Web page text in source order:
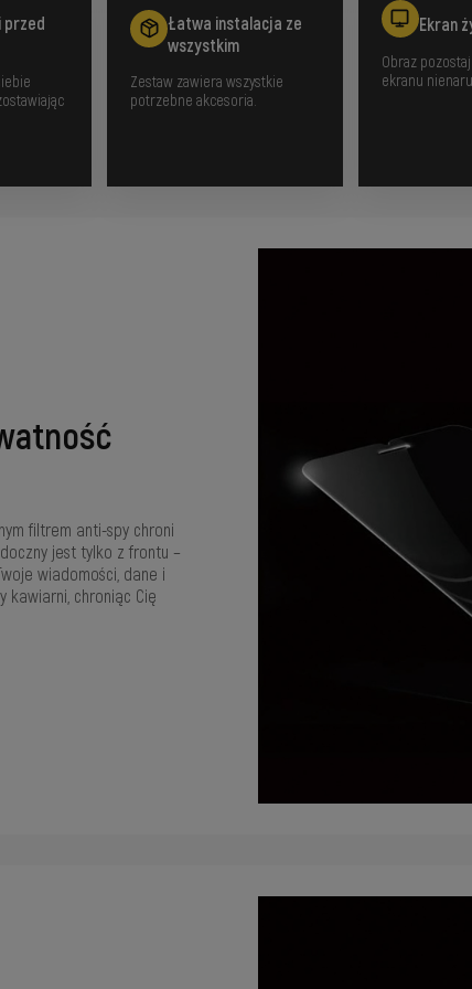
przed
Łatwa instalacja ze
wszystkim
Zestaw zawiera wszystkie
potrzebne akcesoria.
Ekran
Obraz
ekranu
filtrem anti-spy chroni
jest tylko z frontu –
wiadomości, dane i
kawiarni, chroniąc Cię